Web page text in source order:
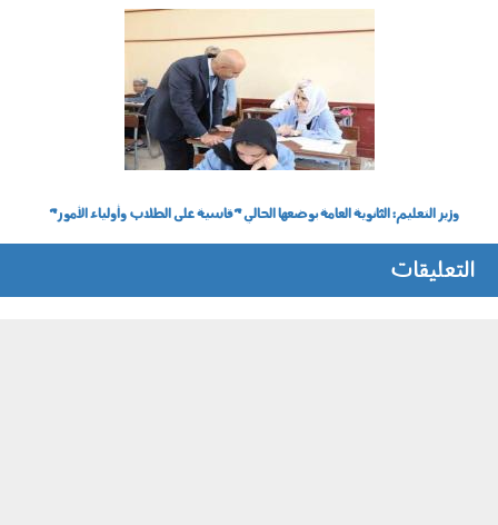
وزير التعليم: الثانوية العامة بوضعها الحالي "قاسية على الطلاب وأولياء الأمور"
التعليقات